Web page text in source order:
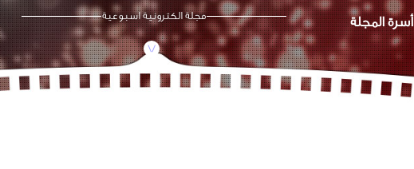
أسرة المجلة مجلة الكترونية اسبوعية
/\